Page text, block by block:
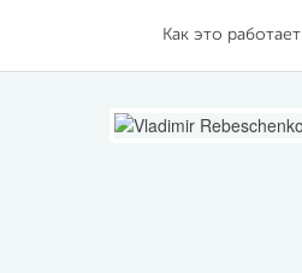
Как это работает